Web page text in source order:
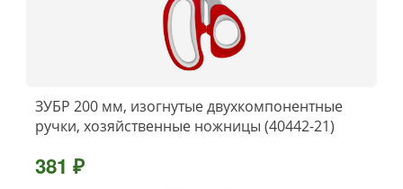
ЗУБР 200 мм, изогнутые двухкомпонентные
ручки, хозяйственные ножницы (40442-21)
381 ₽